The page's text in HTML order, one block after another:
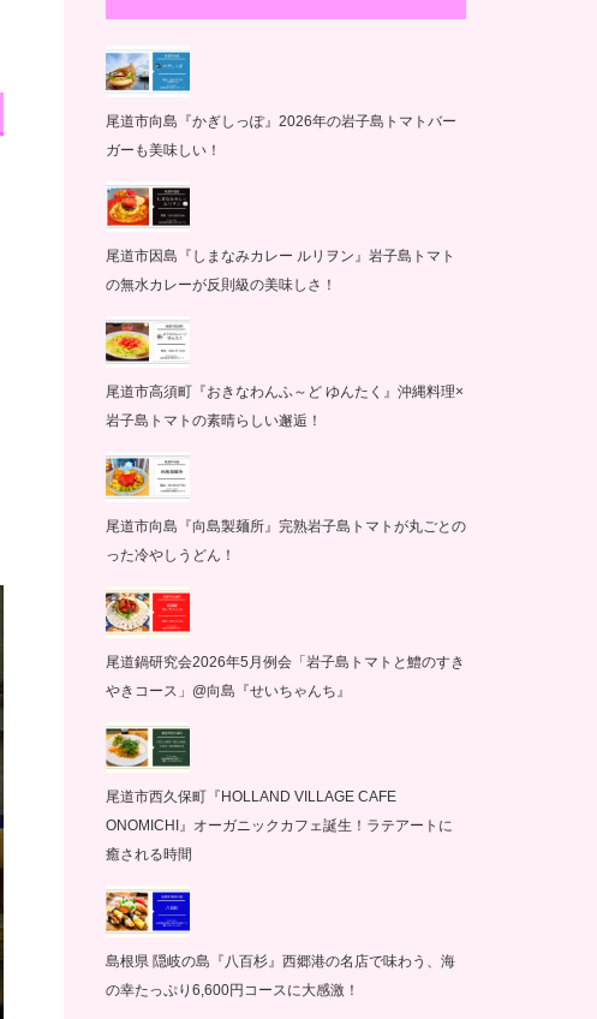
尾道市向島『かぎしっぽ』2026年の岩子島トマトバー
ガーも美味しい！
尾道市因島『しまなみカレー ルリヲン』岩子島トマト
の無水カレーが反則級の美味しさ！
尾道市高須町『おきなわんふ～ど ゆんたく』沖縄料理×
岩子島トマトの素晴らしい邂逅！
尾道市向島『向島製麺所』完熟岩子島トマトが丸ごとの
った冷やしうどん！
尾道鍋研究会2026年5月例会「岩子島トマトと鱧のすき
やきコース」@向島『せいちゃんち』
尾道市西久保町『HOLLAND VILLAGE CAFE
ONOMICHI』オーガニックカフェ誕生！ラテアートに
癒される時間
島根県 隠岐の島『八百杉』西郷港の名店で味わう、海
の幸たっぷり6,600円コースに大感激！